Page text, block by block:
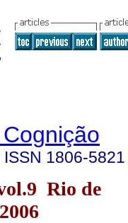
ISSN 1806-5821
Rio de